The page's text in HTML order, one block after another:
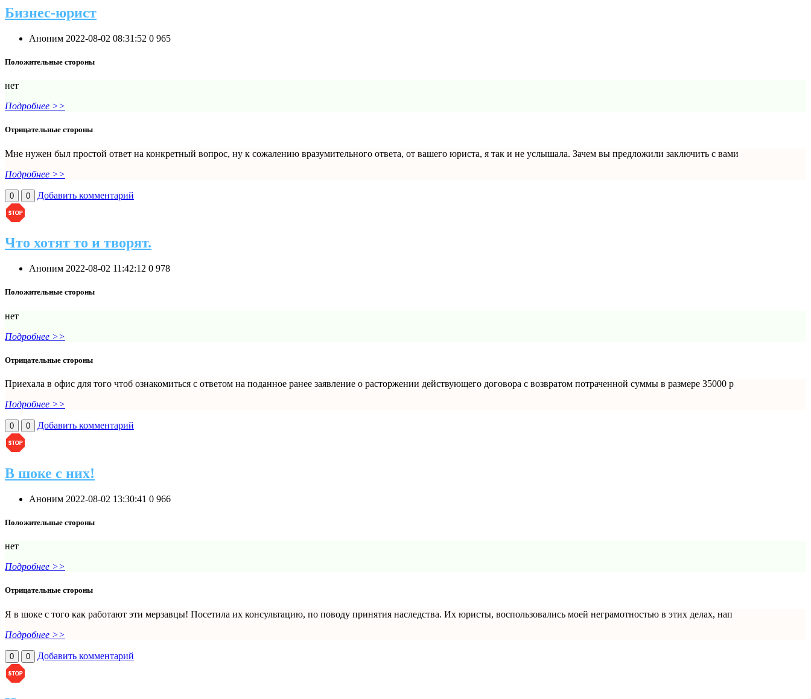
Бизнес-юрист
Аноним 2022-08-02 08:31:52 0 965
Положительные стороны
нет
Подробнее >>
Отрицательные стороны
Мне нужен был простой ответ на конкретный вопрос, ну к сожалению вразумительного ответа, от вашего юриста, я так и не услышала. Зачем вы предложили заключить с вами
Подробнее >>
0 0 Добавить комментарий
Что хотят то и творят.
Аноним 2022-08-02 11:42:12 0 978
Положительные стороны
нет
Подробнее >>
Отрицательные стороны
Приехала в офис для того чтоб ознакомиться с ответом на поданное ранее заявление о расторжении действующего договора с возвратом потраченной суммы в размере 35000 р
Подробнее >>
0 0 Добавить комментарий
В шоке с них!
Аноним 2022-08-02 13:30:41 0 966
Положительные стороны
нет
Подробнее >>
Отрицательные стороны
Я в шоке с того как работают эти мерзавцы! Посетила их консультацию, по поводу принятия наследства. Их юристы, воспользовались моей неграмотностью в этих делах, нап
Подробнее >>
0 0 Добавить комментарий